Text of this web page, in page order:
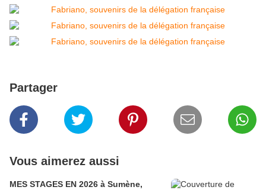
Partager
Vous aimerez aussi
MES STAGES EN 2026 à Sumène,